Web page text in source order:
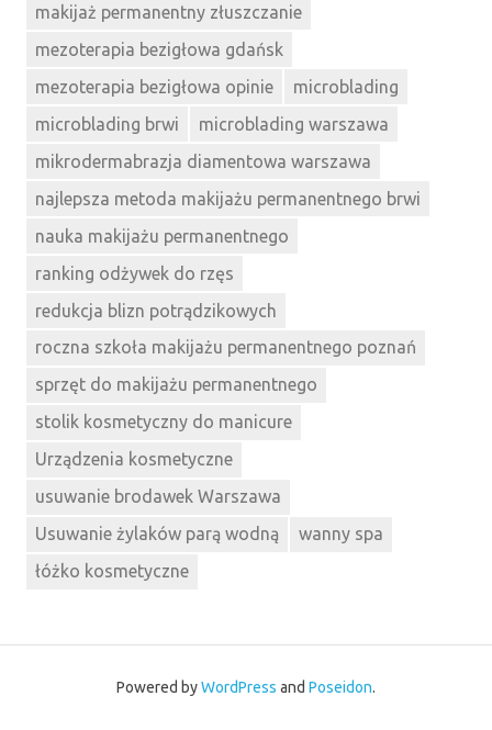
makijaż permanentny złuszczanie
mezoterapia bezigłowa gdańsk
mezoterapia bezigłowa opinie
microblading
microblading brwi
microblading warszawa
mikrodermabrazja diamentowa warszawa
najlepsza metoda makijażu permanentnego brwi
nauka makijażu permanentnego
ranking odżywek do rzęs
redukcja blizn potrądzikowych
roczna szkoła makijażu permanentnego poznań
sprzęt do makijażu permanentnego
stolik kosmetyczny do manicure
Urządzenia kosmetyczne
usuwanie brodawek Warszawa
Usuwanie żylaków parą wodną
wanny spa
łóżko kosmetyczne
Powered byWordPress and Poseidon.